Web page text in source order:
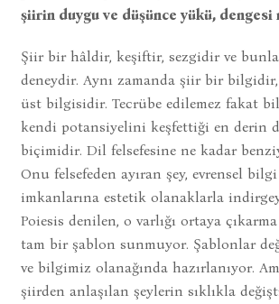
şiirin duygu ve düşünce yükü, dengesi
Şiir bir hâldir, keşiftir, sezgidir ve
deneydir. Aynı zamanda şiir bir
üst bilgisidir. Tecrübe edilemez fakat
kendi potansiyelini keşfettiği en derin
biçimidir. Dil felsefesine ne kadar
Onu felsefeden ayıran şey, evrensel
imkanlarına estetik olanaklarla
Poiesis denilen, o varlığı ortaya
tam bir şablon sunmuyor. Şablonlar
ve bilgimiz olanağında hazırlanıyor.
şiirden anlaşılan şeylerin sıklıkla